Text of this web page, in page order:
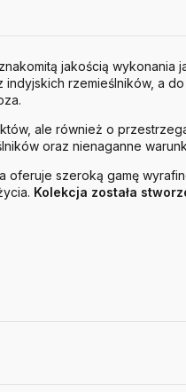
jakością wykonania
rzemieślników, a
ale również o
oraz nienaganne
oferuje szeroką gamę
Kolekcja została